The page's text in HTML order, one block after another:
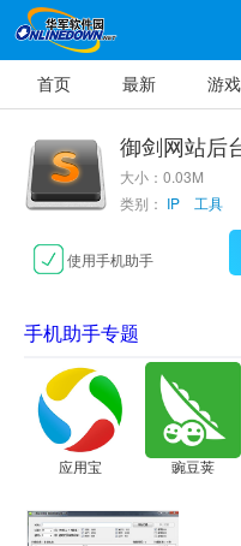
首页 最新 游戏
御剑网站后
大小：0.03M
类别： IP 工具
使用手机助手
手机助手专题
应用宝 豌豆荚